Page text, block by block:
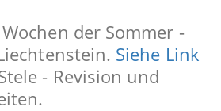
der Sommer -
Siehe Link
- Revision und